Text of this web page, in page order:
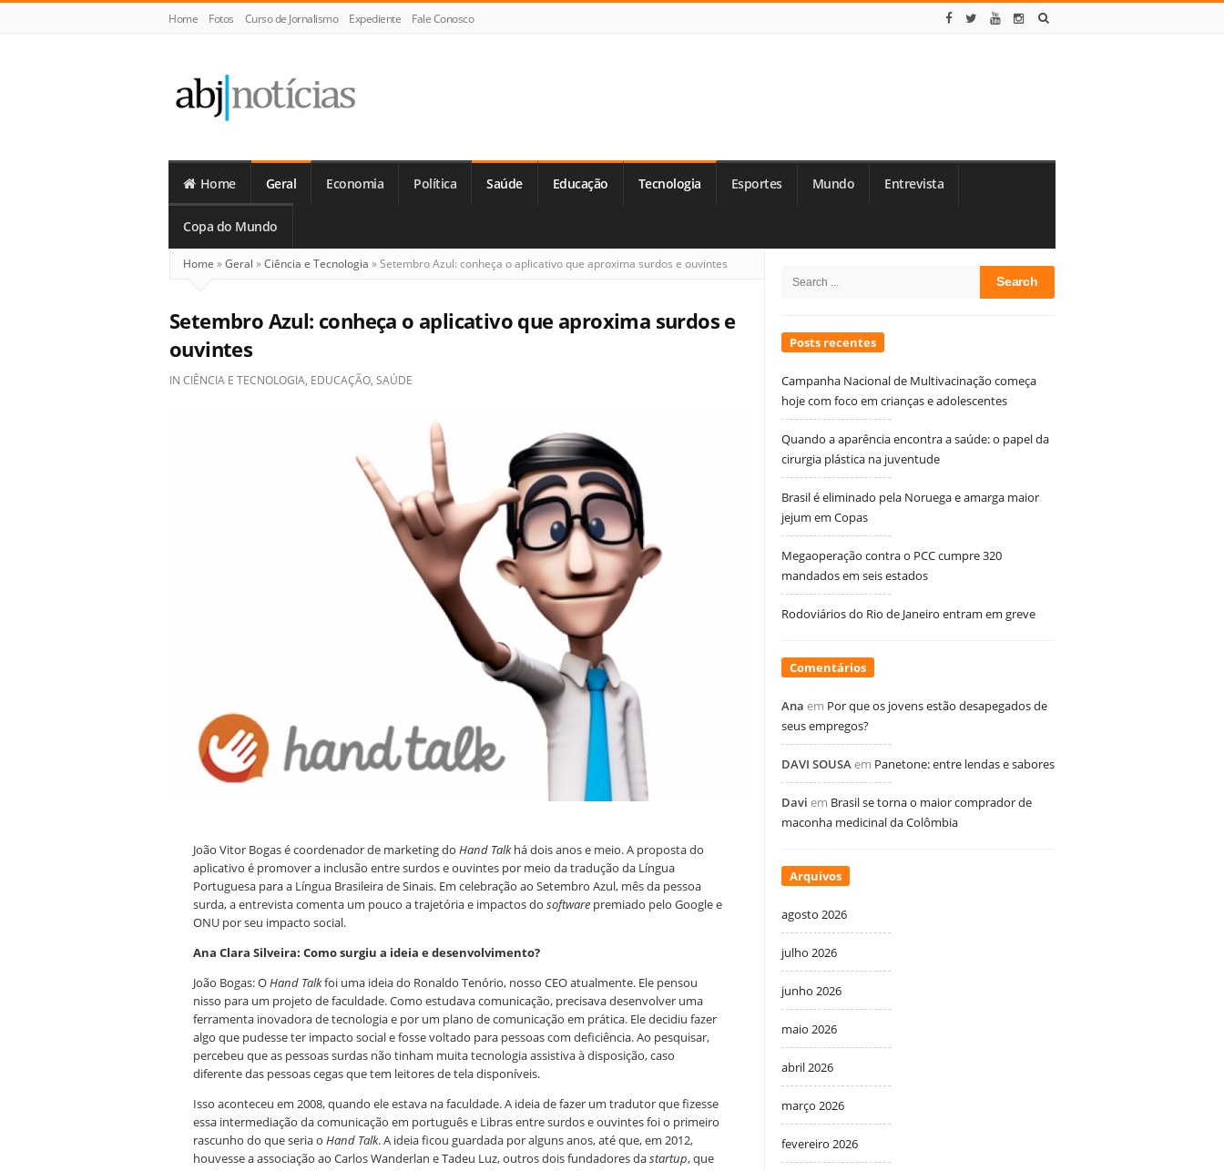
Home Fotos Curso de Jornalismo Expediente Fale Conosco
Notícias
Home Geral Economia Política Saúde Educação Tecnologia Esportes Mundo Entrevista
Copa do Mundo
Home »Geral »Ciência e Tecnologia »Setembro Azul: conheça o aplicativo que aproxima surdos e ouvintes
Setembro Azul: conheça o aplicativo que aproxima surdos e
ouvintes
IN CIÊNCIA E TECNOLOGIA, EDUCAÇÃO, SAÚDE
João Vitor Bogas é coordenador de marketing do Hand Talkhá dois anos e meio. A proposta do
aplicativo é promover a inclusão entre surdos e ouvintes por meio da tradução da Língua
Portuguesa para a Língua Brasileira de Sinais. Em celebração ao Setembro Azul, mês da pessoa
surda, a entrevista comenta um pouco a trajetória e impactos do software premiado pelo Google e
ONU por seu impacto social.
Ana Clara Silveira: Como surgiu a ideia e desenvolvimento?
João Bogas: OHand Talkfoi uma ideia do Ronaldo Tenório, nosso CEO atualmente. Ele pensou
nisso para um projeto de faculdade. Como estudava comunicação, precisava desenvolver uma
ferramenta inovadora de tecnologia e por um plano de comunicação em prática. Ele decidiu fazer
algo que pudesse ter impacto social e fosse voltado para pessoas com deficiência. Ao pesquisar,
percebeu que as pessoas surdas não tinham muita tecnologia assistiva à disposição, caso
diferente das pessoas cegas que tem leitores de tela disponíveis.
Isso aconteceu em 2008, quando ele estava na faculdade. A ideia de fazer um tradutor que fizesse
essa intermediação da comunicação em português e Libras entre surdos e ouvintes foi o primeiro
rascunho do que seria o Hand Talk. A ideia ficou guardada por alguns anos, até que, em 2012,
houvesse a associação ao Carlos Wanderlan e Tadeu Luz, outros dois fundadores dastartup, que
Sidebar
Search
Posts recentes
Campanha Nacional de Multivacinação começa
hoje com foco em crianças e adolescentes
Quando a aparência encontra a saúde: o papel da
cirurgia plástica na juventude
Brasil é eliminado pela Noruega e amarga maior
jejum em Copas
Megaoperação contra o PCC cumpre 320
mandados em seis estados
Rodoviários do Rio de Janeiro entram em greve
Comentários
Ana em Por que os jovens estão desapegados de
seus empregos?
DAVI SOUSAem Panetone: entre lendas e sabores
Davi em Brasil se torna o maior comprador de
maconha medicinal da Colômbia
Arquivos
agosto 2026
julho 2026
junho 2026
maio 2026
abril 2026
março 2026
fevereiro 2026